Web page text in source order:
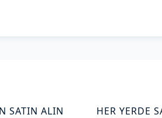
SATIN ALIN HER YERDE